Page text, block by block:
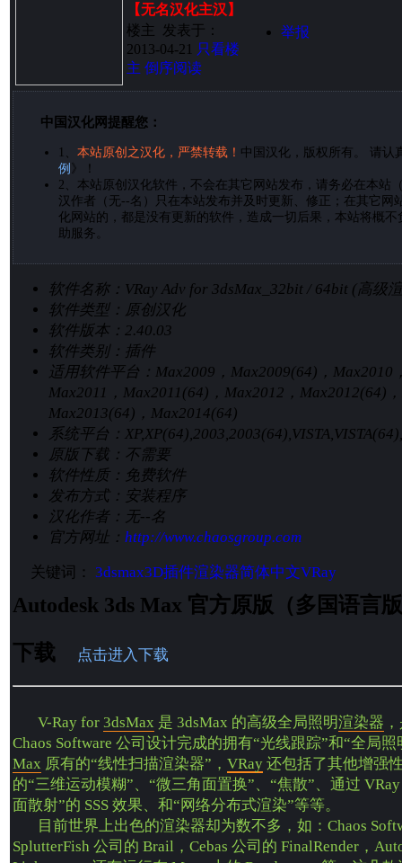
【无名汉化主汉】
楼主
发表于：
2013-04-21 只看楼
主 倒序阅读
举报
中国汉化网提醒您：
本站原创之汉化，严禁转载！ 中国汉化，版权所有。 请认
例 》！
2、 本站原创汉化软件，不会在其它网站发布，请务必在本站
汉作者（无--名）只在本站发布并及时更新、修正；在其它网
化网站的，都是没有更新的软件，造成一切后果，本站将概
助服务。
软件名称： VRay Adv for 3dsMax_32bit / 64bit (高级
软件类型： 原创汉化
软件版本： 2.40.03
软件类别： 插件
适用软件平台： Max2009，Max2009(64)，Max2010
Max2011，Max2011(64)，Max2012，Max2012(64)
Max2013(64)，Max2014(64)
系统平台：
原版下载： 不需要
软件性质： 免费软件
发布方式： 安装程序
汉化作者： 无--名
官方网址： http://www.chaosgroup.com
关键词： 3dsmax3D插件渲染器简体中文VRay
Autodesk 3ds Max 官方原版（多国语言
下载 点击进入下载
V-Ray for 3dsMax 是 3dsMax 的高级全局照明渲染器
Chaos Software 公司设计完成的拥有“光线跟踪”和“全局照
Max 原有的“线性扫描渲染器”， VRay 还包括了其他增强
的“三维运动模糊”、“微三角面置换”、“焦散”、通过
面散射”的 SSS 效果、和“网络分布式渲染”等等。
目前世界上出色的渲染器却为数不多，如：Chaos
SplutterFish 公司的 Brail，Cebas 公司的 FinalRender，